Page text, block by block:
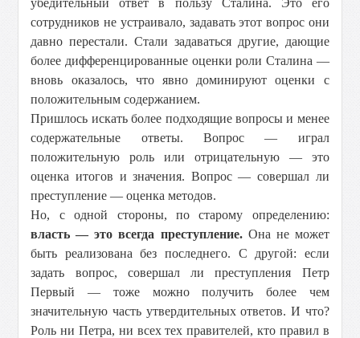
убедительный ответ в пользу Сталина. Это его
сотрудников не устраивало, задавать этот вопрос они
давно перестали. Стали задаваться другие, дающие
более дифференцированные оценки роли Сталина —
вновь оказалось, что явно доминируют оценки с
положительным содержанием.
Пришлось искать более подходящие вопросы и менее
содержательные ответы. Вопрос — играл
положительную роль или отрицательную — это
оценка итогов и значения. Вопрос — совершал ли
преступление — оценка методов.
Но, с одной стороны, по старому определению:
власть — это всегда преступление.Она не может
быть реализована без последнего. С другой: если
задать вопрос, совершал ли преступления Петр
Первый — тоже можно получить более чем
значительную часть утвердительных ответов. И что?
Роль ни Петра, ни всех тех правителей, кто правил в